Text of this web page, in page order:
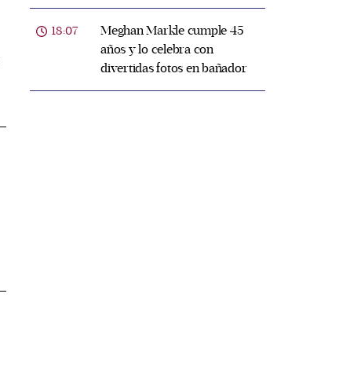
18:07
Meghan Markle cumple 45
años y lo celebra con
divertidas fotos en bañador